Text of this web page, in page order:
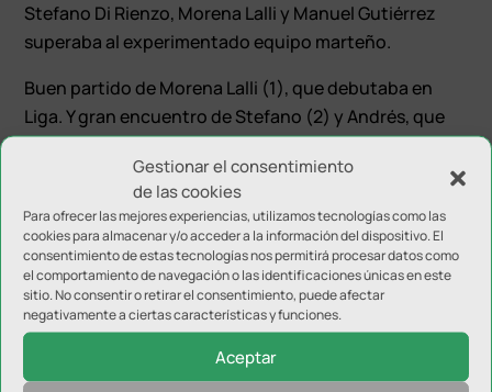
Gestionar el consentimiento
de las cookies
Para ofrecer las mejores experiencias, utilizamos tecnologías como las
cookies para almacenar y/o acceder a la información del dispositivo. El
consentimiento de estas tecnologías nos permitirá procesar datos como
el comportamiento de navegación o las identificaciones únicas en este
sitio. No consentir o retirar el consentimiento, puede afectar
negativamente a ciertas características y funciones.
Aceptar
Stefano Di Rienzo, Morena Lalli y Manuel Gutiérrez
superaba al experimentado equipo marteño.
Buen partido de Morena Lalli (1), que debutaba en
Liga. Y gran encuentro de Stefano (2) y Andrés, que
sigue progresando de manera excelente en su carrera
deportiva. Con esta nueva victoria el equipo
capitalino sigue liderando la clasificación del Grupo 5
de División de Honor Andaluza con 10 puntos.
El próximo partido frente al CTM Alcalá, también
importante para seguir consolidando el primer
puesto en la Tabla.